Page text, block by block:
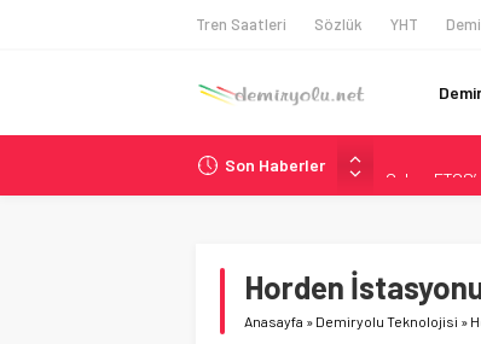
Tren Saatleri Sözlük YHT
Son Haberler
České dráhy
Northern
Madrid
Horden
Anasayfa » Demiryolu Teknolojisi »